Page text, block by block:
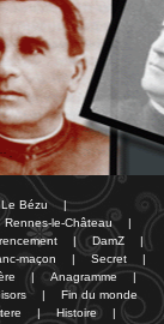
Le Bézu
|
Rennes-le-Château
|
| DamZ
|
maçon | Secret
|
| Anagramme
|
|
Fin du monde
| Histoire |